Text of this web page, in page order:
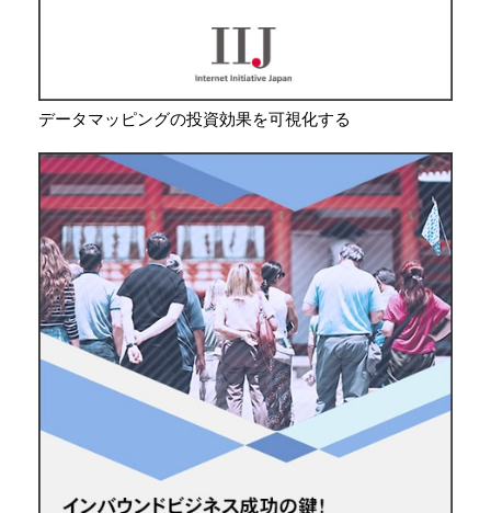
データマッピングの投資効果を可視化する